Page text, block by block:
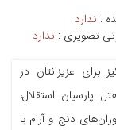
: ندارد
تصویری : ندارد
برای عزیزانتان در
پارسیان استقلال،
دنج و آرام با